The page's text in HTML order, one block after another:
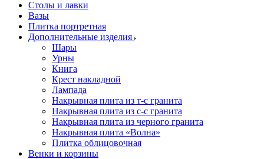
Столы и лавки
Вазы
Плитка портретная
Дополнительные изделия
Шары
Урны
Книга
Крест накладной
Лампада
Накрывная плита из т-с гранита
Накрывная плита из с-с гранита
Накрывная плита из черного гранита
Накрывная плита «Волна»
Плитка облицовочная
Венки и корзины